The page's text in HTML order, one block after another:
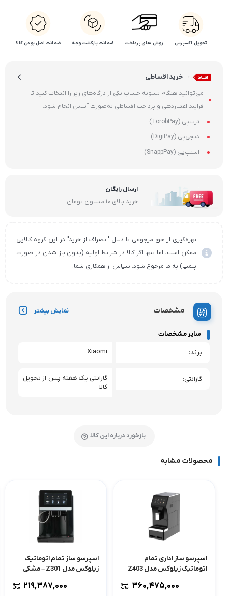
تحویل اکسپرس روش های پرداخت ضمانت بازگشت وجه ضمانت اصل بودن کالا
خرید اقساطی
می‌توانید هنگام تسویه حساب یکی از درگاه‌های زیر را انتخاب کنید تا
فرایند اعتباردهی و پرداخت اقساطی به‌صورت آنلاین انجام شود.
ترب‌پی (TorobPay)
دیجی‌پی (DigiPay)
اسنپ‌پی (SnappPay)
ارسال رایگان
خرید بالای ۱۰ میلیون تومان
بهره‌گیری از حق مرجوعی با دلیل "انصراف از خرید" در این گروه کالایی
ممکن است، اما تنها اگر کالا در شرایط اولیه (بدون باز شدن در صورت
پلمپ) به ما مرجوع شود. سپاس از همکاری شما.
مشخصات نمایش بیشتر
سایر مشخصات
برند Xiaomi
گارانتی
گارانتی یک هفته پس از تحویل
کالا
بازخورد درباره این کالا
محصولات مشابه
اسپرسو ساز اداری تمام
اتوماتیک زیلوکس مدل Z403
۳۶۰,۴۷۵,۰۰۰
اسپرسو ساز تمام اتوماتیک
زیلوکس مدل Z301 – مشکی
۲۱۹,۳۸۷,۰۰۰